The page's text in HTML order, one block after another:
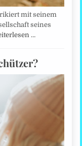
mit seinem
seines
…